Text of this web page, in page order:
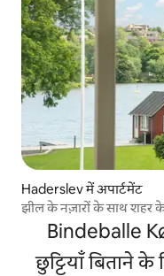
Haderslev में अपार्टमेंट
झील के नज़ारों के साथ शहर
Bindeballe
छुट्टियाँ बिताने